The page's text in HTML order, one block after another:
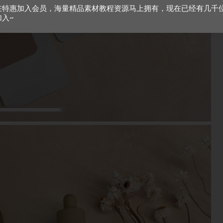
特惠加入会员，海量精品素材教程资源马上拥有，现在已经有几千
入~